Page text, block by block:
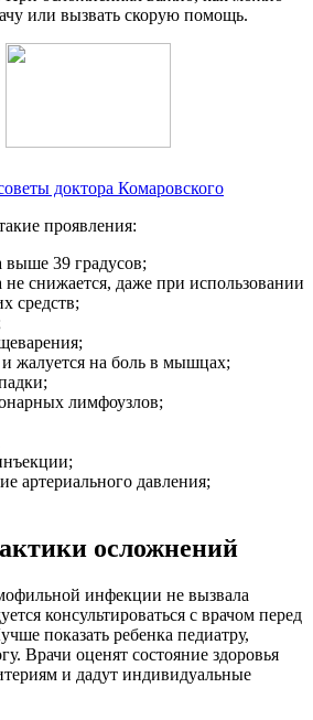
или вызвать скорую помощь.
доктора Комаровского
проявления:
выше 39 градусов;
не снижается, даже при использовании
средств;
и жалуется на боль в мышцах;
лимфоузлов;
артериального давления;
осложнений
инфекции не вызвала
консультироваться с врачом перед
показать ребенка педиатру,
Врачи оценят состояние здоровья
и дадут индивидуальные